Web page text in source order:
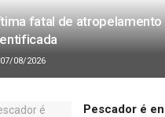
fatal de atropelamento
07/08/2026
Pescador é